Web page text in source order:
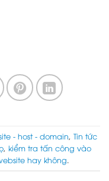
- host - domain, Tin tức
, kiểm tra tấn công vào
hay không.